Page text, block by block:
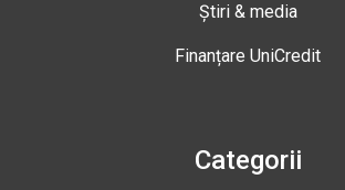
Știri & media
Finanțare UniCredit
Categorii